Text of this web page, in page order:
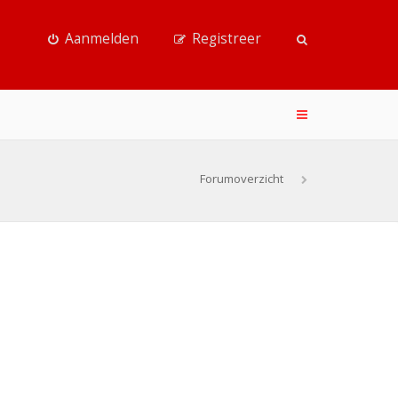
Aanmelden Registreer
Forumoverzicht